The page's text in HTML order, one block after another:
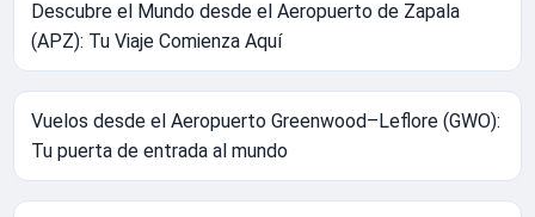
Descubre el Mundo desde el Aeropuerto de Zapala
(APZ): Tu Viaje Comienza Aquí
Vuelos desde el Aeropuerto Greenwood–Leflore (GWO):
Tu puerta de entrada al mundo